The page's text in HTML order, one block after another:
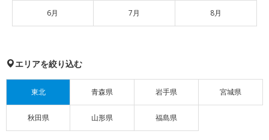
6月 7月 8月
エリアを絞り込む
東北 青森県 岩手県 宮城県
秋田県 山形県 福島県